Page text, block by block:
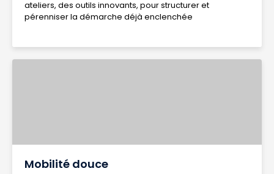
ateliers, des outils innovants, pour structurer et
pérenniser la démarche déjà enclenchée
Mobilité douce